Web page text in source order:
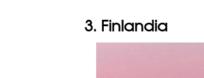
3. Finlandia